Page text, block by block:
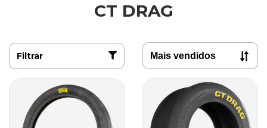
CT DRAG
Filtrar